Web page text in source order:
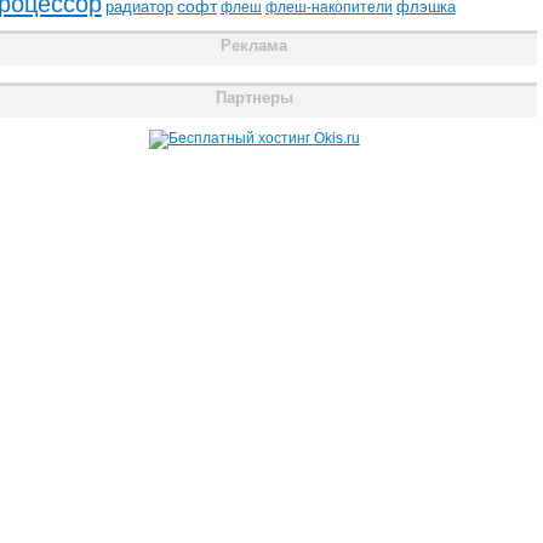
радиатор софт флеш флеш-накопители флэшка
Реклама
Партнеры